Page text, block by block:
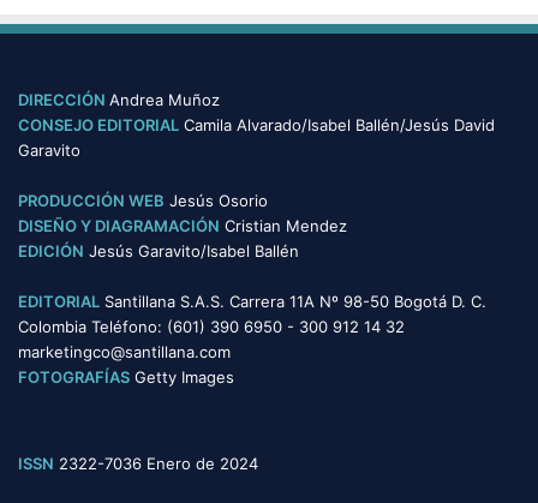
e
o
r
s
DIRECCIÓN Andrea Muñoz
CONSEJO EDITORIAL Camila Alvarado/Isabel Ballén/Jesús David
Garavito
PRODUCCIÓN WEB Jesús Osorio
DISEÑO Y DIAGRAMACIÓN Cristian Mendez
EDICIÓN Jesús Garavito/Isabel Ballén
EDITORIAL Santillana S.A.S. Carrera 11A Nº 98-50 Bogotá D. C.
Colombia Teléfono: (601) 390 6950 - 300 912 14 32
marketingco@santillana.com
FOTOGRAFÍAS Getty Images
ISSN 2322-7036 Enero de 2024